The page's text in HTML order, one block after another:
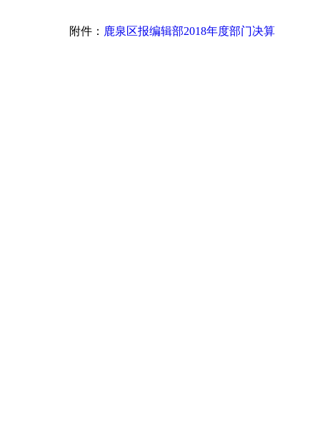
附件： 鹿泉区报编辑部2018年度部门决算